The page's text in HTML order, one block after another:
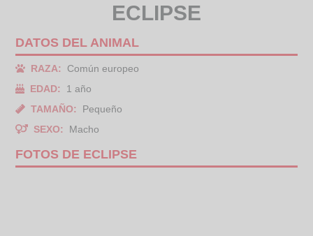
ECLIPSE
DATOS DEL ANIMAL
RAZA:
Común europeo
EDAD:
1 año
TAMAÑO:
Pequeño
SEXO:
Macho
FOTOS DE ECLIPSE